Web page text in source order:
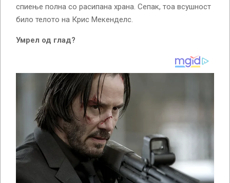
спиење полна со расипана храна. Сепак, тоа всушност
било телото на Крис Мекенделс.
Умрел од глад?